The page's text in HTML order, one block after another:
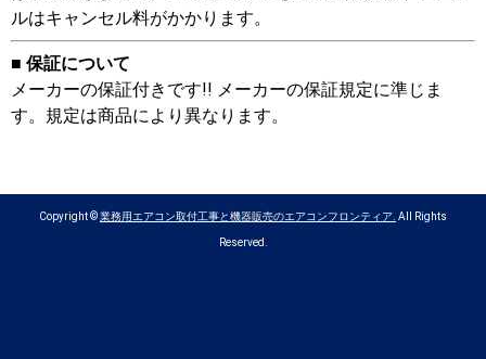
ルはキャンセル料がかかります。
■ 保証について
メーカーの保証付きです!! メーカーの保証規定に準じま
す。規定は商品により異なります。
Copyright ©業務用エアコン取付工事と機器販売のエアコンフロンティア. All Rights
Reserved.